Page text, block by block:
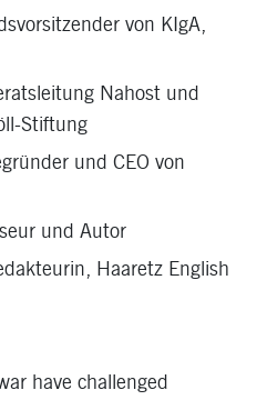
von KIgA,
Nahost und
Stiftung
und CEO von
und Autor
Haaretz English
have challenged